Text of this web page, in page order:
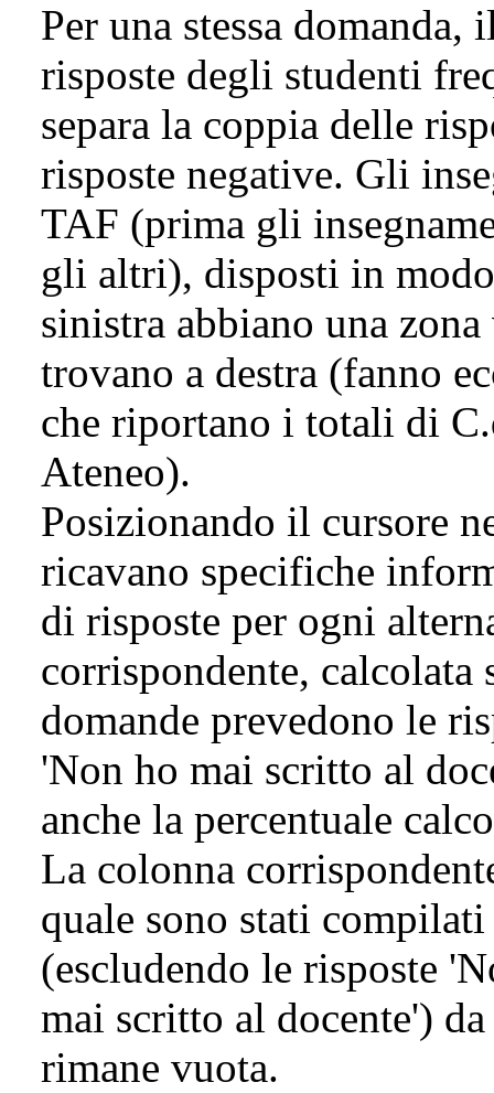
Per una stessa
risposte degli studenti
separa la coppia delle
risposte negative. Gli
TAF (prima gli
gli altri), disposti in
sinistra abbiano una
trovano a destra (fanno
che riportano i totali di
Ateneo).
Posizionando il cursore
ricavano specifiche
di risposte per ogni
corrispondente, calcolata
domande prevedono le
'Non ho mai scritto al
anche la percentuale
La colonna
quale sono stati
(escludendo le risposte
mai scritto al docente')
rimane vuota.